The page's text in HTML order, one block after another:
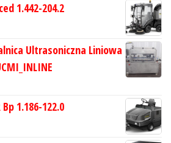
1.442-204.2
Ultrasoniczna Liniowa
1.186-122.0